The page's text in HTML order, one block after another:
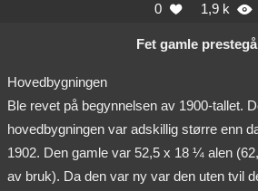
0  1,9 k 
Fet gamle
Hovedbygningen
Ble revet på begynnelsen av 1900-tallet.
hovedbygningen var adskillig større enn
1902. Den gamle var 52,5 x 18 ¼ alen
av bruk). Da den var ny var den uten tvil